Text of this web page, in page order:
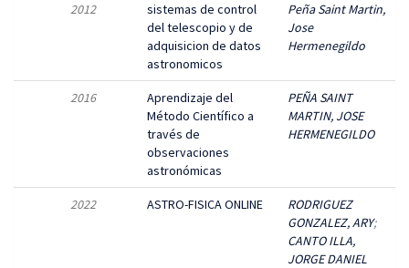
2012
sistemas de control
del telescopio y de
adquisicion de datos
astronomicos
Peña Saint Martin,
Jose
Hermenegildo
2016
Aprendizaje del
Método Científico a
través de
observaciones
astronómicas
PEÑA SAINT
MARTIN, JOSE
HERMENEGILDO
2022 ASTRO-FISICA ONLINE
RODRIGUEZ
GONZALEZ, ARY;
CANTO ILLA,
JORGE DANIEL